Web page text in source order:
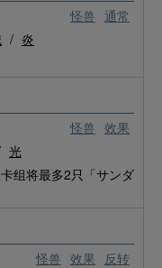
怪兽 通常
/ 炎
怪兽 效果
光
组将最多2只「サンダ
怪兽 效果 反转